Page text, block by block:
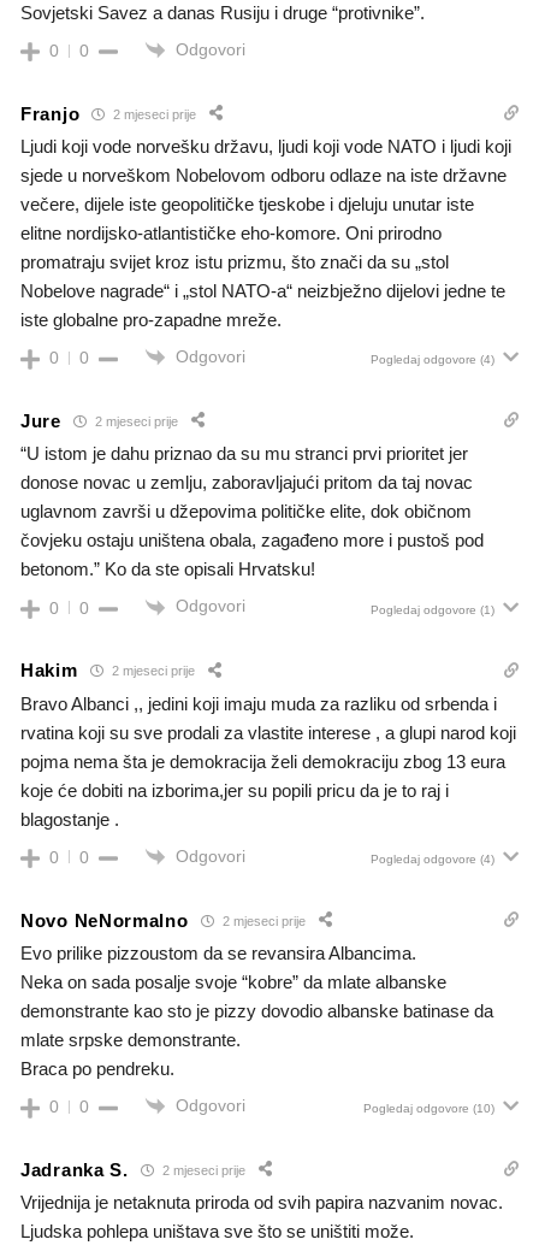
Sovjetski Savez a danas Rusiju i druge “protivnike”.
0 0 Odgovori
Franjo 2 mjeseci prije
Ljudi koji vode norvešku državu, ljudi koji vode NATO i ljudi koji
sjede u norveškom Nobelovom odboru odlaze na iste državne
večere, dijele iste geopolitičke tjeskobe i djeluju unutar iste
elitne nordijsko-atlantističke eho-komore. Oni prirodno
promatraju svijet kroz istu prizmu, što znači da su „stol
Nobelove nagrade“ i „stol NATO-a“ neizbježno dijelovi jedne te
iste globalne pro-zapadne mreže.
0 0 Odgovori Pogledaj odgovore (4)
Jure 2 mjeseci prije
“U istom je dahu priznao da su mu stranci prvi prioritet jer
donose novac u zemlju, zaboravljajući pritom da taj novac
uglavnom završi u džepovima političke elite, dok običnom
čovjeku ostaju uništena obala, zagađeno more i pustoš pod
betonom.” Ko da ste opisali Hrvatsku!
0 0 Odgovori Pogledaj odgovore (1)
Hakim 2 mjeseci prije
Bravo Albanci ,, jedini koji imaju muda za razliku od srbenda i
rvatina koji su sve prodali za vlastite interese , a glupi narod koji
pojma nema šta je demokracija želi demokraciju zbog 13 eura
koje će dobiti na izborima,jer su popili pricu da je to raj i
blagostanje .
0 0 Odgovori Pogledaj odgovore (4)
Novo NeNormalno 2 mjeseci prije
Evo prilike pizzoustom da se revansira Albancima.
Neka on sada posalje svoje “kobre” da mlate albanske
demonstrante kao sto je pizzy dovodio albanske batinase da
mlate srpske demonstrante.
Braca po pendreku.
0 0 Odgovori Pogledaj odgovore (10)
Jadranka S. 2 mjeseci prije
Vrijednija je netaknuta priroda od svih papira nazvanim novac.
Ljudska pohlepa uništava sve što se uništiti može.